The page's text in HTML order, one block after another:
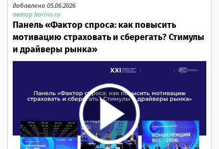
добавлено 05.06.2026
автор korins.ru
Панель «Фактор спроса: как повысить
мотивацию страховать и сберегать? Стимулы
и драйверы рынка»